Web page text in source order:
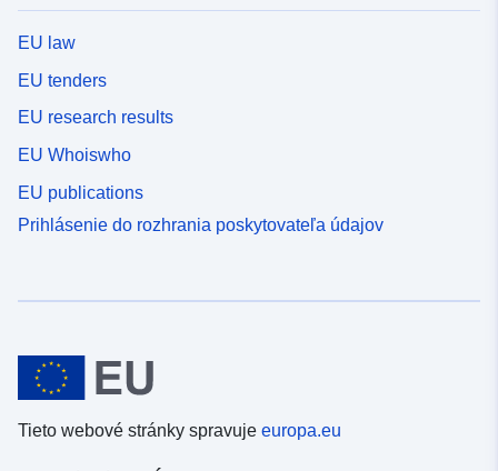
EU law
EU tenders
EU research results
EU Whoiswho
EU publications
Prihlásenie do rozhrania poskytovateľa údajov
Tieto webové stránky spravuje europa.eu